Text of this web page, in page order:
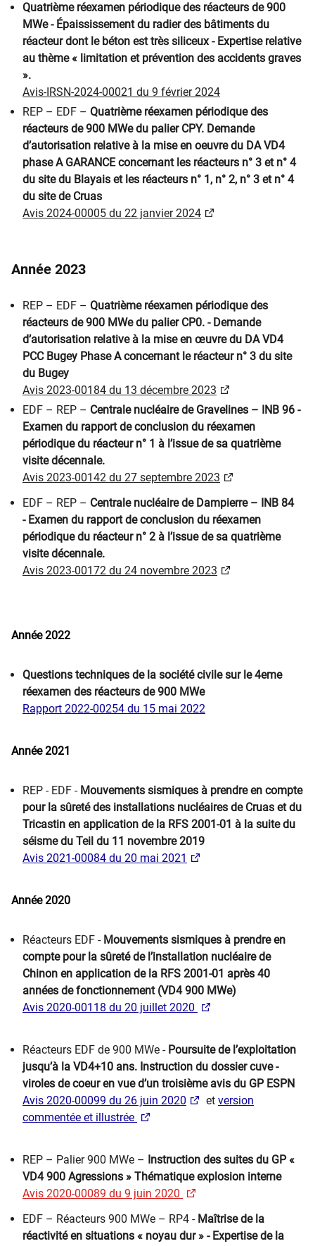
Quatrième réexamen périodique des réacteurs de 900
MWe - Épaississement du radier des bâtiments du
réacteur dont le béton est très siliceux - Expertise relative
au thème « limitation et prévention des accidents graves
».
Avis-IRSN-2024-00021 du 9 février 2024
REP – EDF – Quatrième réexamen périodique des
réacteurs de 900 MWe du palier CPY. Demande
d’autorisation relative à la mise en oeuvre du DA VD4
phase A GARANCE concernant les réacteurs n° 3 et n° 4
du site du Blayais et les réacteurs n° 1, n° 2, n° 3 et n° 4
du site de Cruas
Avis 2024-00005 du 22 janvier 2024​
Année 2023
REP – EDF – Quatrième réexamen périodique des
réacteurs de 900 MWe du palier CP0. - Demande
d’autorisation relative à la mise en œuvre du DA VD4
PCC Bugey Phase A concernant le réacteur n° 3 du site
du Bugey
Avis 2023-00184 du 13 décembre 2023​
EDF – REP – Centrale nucléaire de Gravelines – INB 96 -
Examen du rapport de conclusion du réexamen
périodique du réacteur n° 1 à l’issue de sa quatrième
visite décennale.
Avis 2023-00142 du 27 septembre 2023​
EDF – REP – Centrale nucléaire de Dampierre – INB 84
- Examen du rapport de conclusion du réexamen
périodique du réacteur n° 2 à l’issue de sa quatrième
visite décennale.
Avis 2023-00172 du 24 novembre 2023
Année 2022
Questions techniques de la société civile sur le 4eme
réexamen des réacteurs de 900 MWe
Rapport 2022-00254 du 15 mai 2022
Année 2021
​REP - EDF - Mouvements sismiques à prendre en compte
pour la sûreté des installations nucléaires de Cruas et du
Tricastin en application de la RFS 2001-01 à la suite du
séisme du Teil du 11 novembre 2019
Avis 2021-00084 du 20 mai 2021
Année 2020
Réacteurs EDF - Mouvements sismiques à prendre en
compte pour la sûreté de l’installation nucléaire de
Chinon en application de la RFS 2001-01 après 40
années de fonctionnement (VD4 900 MWe)
Avis 2020-00118 du 20 juillet 2020 ​
Réacteurs EDF de 900 MWe - Poursuite de l’exploitation
jusqu’à la VD4+10 ans. Instruction du dossier cuve -
viroles de coeur en vue d’un troisième avis du GP ESPN
Avis 2020-00099 du 26 juin 2020
et version
commentée et illustrée
REP – Palier 900 MWe – Instruction des suites du GP «
VD4 900 Agressions » Thématique explosion interne
Avis 2020-00089 du 9 juin 2020
EDF – Réacteurs 900 MWe – RP4 - Maîtrise de la
réactivité en situations « noyau dur » - Expertise de la